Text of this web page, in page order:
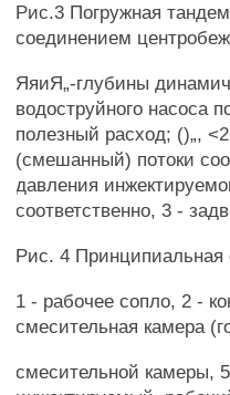
Рис.3 Погружная
соединением
ЯяиЯ„-глубины
водоструйного насоса
полезный расход; ()„,
(смешанный) потоки
давления
соответственно, 3 -
Рис. 4 Принципиальная
1 - рабочее сопло, 2 -
смесительная камера
смесительной камеры,